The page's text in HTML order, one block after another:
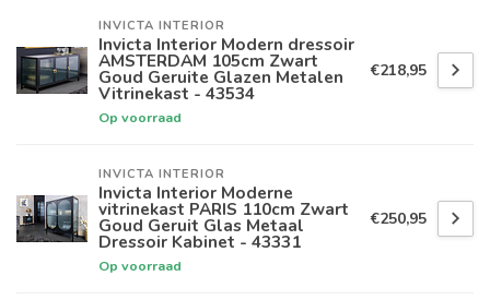
INVICTA INTERIOR
Invicta Interior Modern dressoir
AMSTERDAM 105cm Zwart
Goud Geruite Glazen Metalen
Vitrinekast - 43534
Op voorraad
€218,95
INVICTA INTERIOR
Invicta Interior Moderne
vitrinekast PARIS 110cm Zwart
Goud Geruit Glas Metaal
Dressoir Kabinet - 43331
Op voorraad
€250,95